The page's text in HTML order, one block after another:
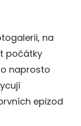
na
počátky
naprosto
epizod